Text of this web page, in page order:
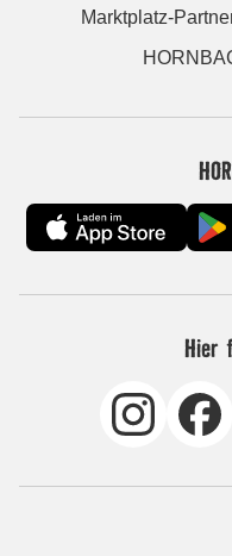
Marktplatz-
Hier